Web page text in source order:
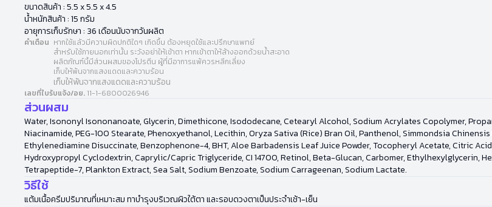
ขนาดสินค้า : 5.5 x 5.5 x 4.5
น้ำหนักสินค้า : 15 กรัม
อายุการเก็บรักษา : 36 เดือนนับจากวันผลิต
คำเตือน หากใช้แล้วมีความผิดปกติใดๆ เกิดขึ้น ต้องหยุดใช้และปรึกษาแพทย์
สำหรับใช้ภายนอกเท่านั้น ระวังอย่าให้เข้าตา หากเข้าตาให้ล้างออกด้วยน้ำสะอาด
ผลิตภัณฑ์นี้มีส่วนผสมของโปรตีน ผู้ที่มีอาการแพ้ควรหลีกเลี่ยง
เก็บให้พ้นจากแสงแดดและความร้อน
เก็บให้พ้นจากแสงแดดและความร้อน
เลขที่ใบรับแจ้ง/อย. 11-1-6800026946
ส่วนผสม
Water, Isononyl Isononanoate, Glycerin, Dimethicone, Isododecane, Cetearyl Alcohol, Sodium Acrylates Copolymer,
Niacinamide, PEG-100 Stearate, Phenoxyethanol, Lecithin, Oryza Sativa (Rice) Bran Oil, Panthenol, Simmondsia
Ethylenediamine Disuccinate, Benzophenone-4, BHT, Aloe Barbadensis Leaf Juice Powder, Tocopheryl Acetate, Citric
Hydroxypropyl Cyclodextrin, Caprylic/Capric Triglyceride, CI 14700, Retinol, Beta-Glucan, Carbomer, Ethylhexylglycerin,
Tetrapeptide-7, Plankton Extract, Sea Salt, Sodium Benzoate, Sodium Carrageenan, Sodium Lactate.
วิธีใช้
แต้มเนื้อครีมปริมาณที่เหมาะสม ทาบำรุงบริเวณผิวใต้ตา และรอบดวงตาเป็นประจำเช้า-เย็น